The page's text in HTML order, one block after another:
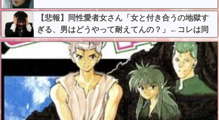
【悲報】同性愛者女さん「女と付き合うの地獄す
ぎる、男はどうやって耐えてんの？」←コレは同
意せざるおえないと話題に